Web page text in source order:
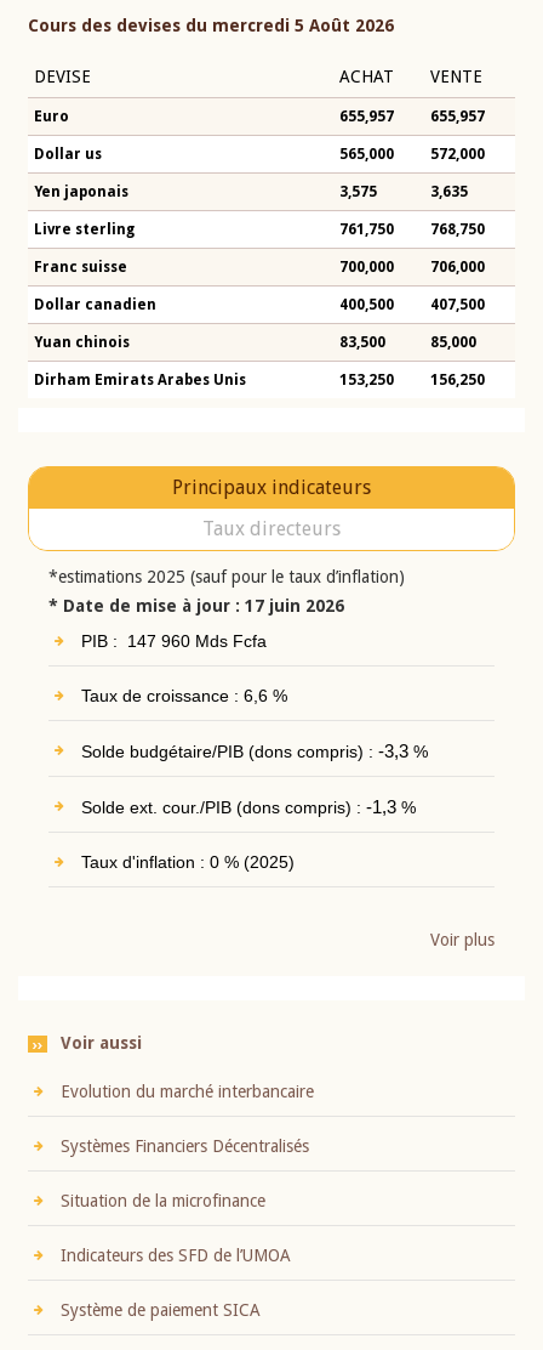
Cours des devises du mercredi 5 Août 2026
DEVISE ACHAT VENTE
Euro 655,957 655,957
Dollar us 565,000 572,000
Yen japonais 3,575 3,635
Livre sterling 761,750 768,750
Franc suisse 700,000 706,000
Dollar canadien 400,500 407,500
Yuan chinois 83,500 85,000
Dirham Emirats Arabes Unis 153,250 156,250
Principaux indicateurs
Taux directeurs
*estimations 2025 (sauf pour le taux d’inflation)
* Date de mise à jour : 17 juin 2026
PIB : 147 960 Mds Fcfa
Taux de croissance : 6,6 %
Solde budgétaire/PIB (dons compris) : -3,3%
Solde ext. cour./PIB (dons compris) : -1,3%
Taux d'inflation : 0 % (2025)
Voir plus
Voir aussi
Evolution du marché interbancaire
Systèmes Financiers Décentralisés
Situation de la microfinance
Indicateurs des SFD de l’UMOA
Système de paiement SICA